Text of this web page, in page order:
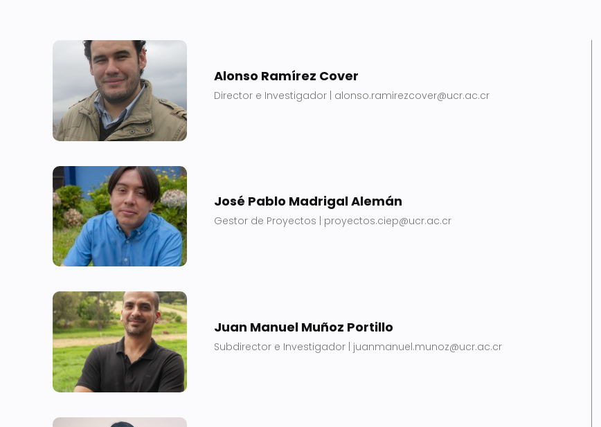
Alonso Ramírez Cover
Director e Investigador | alonso.ramirezcover@ucr.ac.cr
José Pablo Madrigal Alemán
Gestor de Proyectos | proyectos.ciep@ucr.ac.cr
Juan Manuel Muñoz Portillo
Subdirector e Investigador | juanmanuel.munoz@ucr.ac.cr